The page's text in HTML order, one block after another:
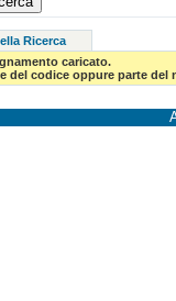
Ricerca
caricato.
del codice oppure parte